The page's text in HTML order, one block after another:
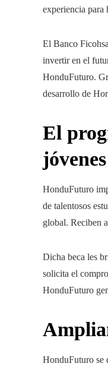
experiencia para
El Banco
invertir en el
HonduFuturo.
desarrollo de
El
HonduFuturo
de talentosos
global. Reciben
Dicha beca les
solicita el
HonduFuturo
HonduFuturo se